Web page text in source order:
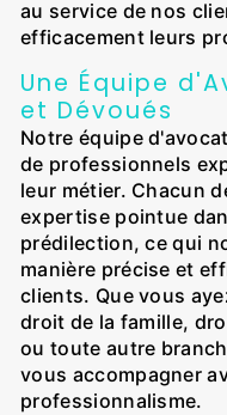
au service de nos
efficacement leurs
Une Équipe
et Dévoués
Notre équipe
de professionnels
leur métier. Chacun
expertise pointue
prédilection, ce qui
manière précise et
clients. Que vous
droit de la famille,
ou toute autre
vous accompagner
professionnalisme.